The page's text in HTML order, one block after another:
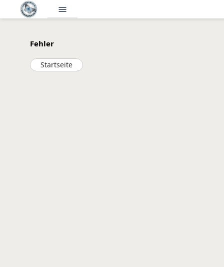
menu
Fehler
Startseite